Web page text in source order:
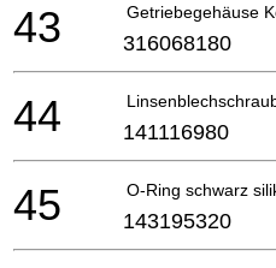
Getriebegehäuse
43 316068180
44 141116980
O-Ring schwarz
45 143195320